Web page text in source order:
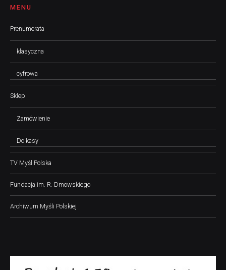
MENU
Prenumerata
klasyczna
cyfrowa
Sklep
Zamówienie
Do kasy
TV Myśl Polska
Fundacja im. R. Dmowskiego
Archiwum Myśli Polskiej